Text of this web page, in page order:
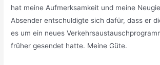
hat meine Aufmerksamkeit und meine
Absender entschuldigte sich dafür, dass er
es um ein neues
früher gesendet hatte. Meine Güte.